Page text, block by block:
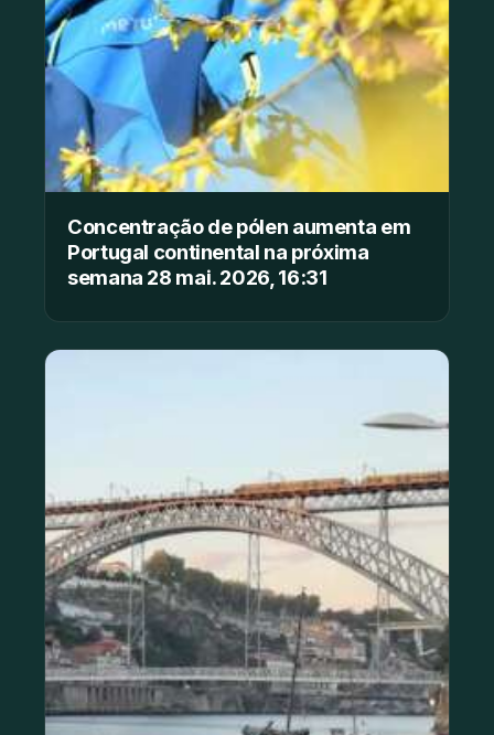
Concentração de pólen aumenta em
Portugal continental na próxima
semana 28 mai. 2026, 16:31